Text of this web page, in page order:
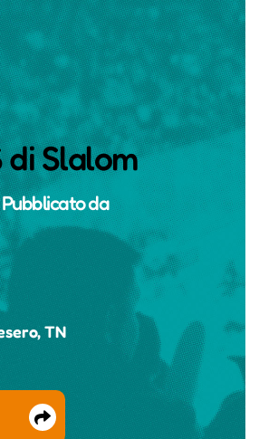
di Slalom
da
TN